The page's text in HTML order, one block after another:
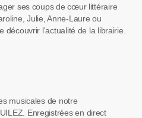
ses coups de cœur littéraire
Julie, Anne-Laure ou
découvrir l'actualité de la librairie.
musicales de notre
Enregistrées en direct